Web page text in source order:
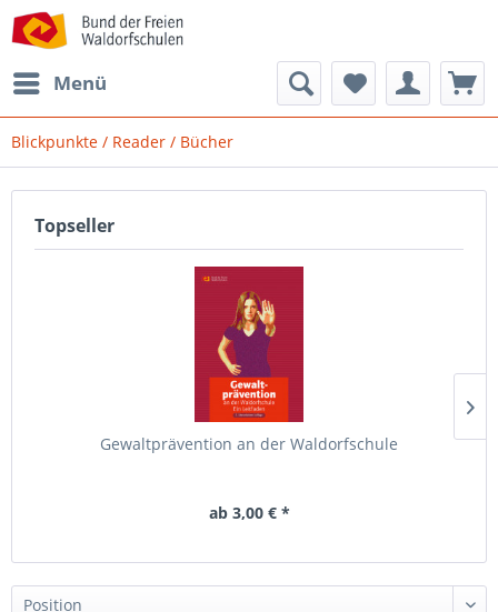
Menü
Blickpunkte / Reader / Bücher
Topseller
Gewaltprävention an der Waldorfschule
ab 3,00 € *